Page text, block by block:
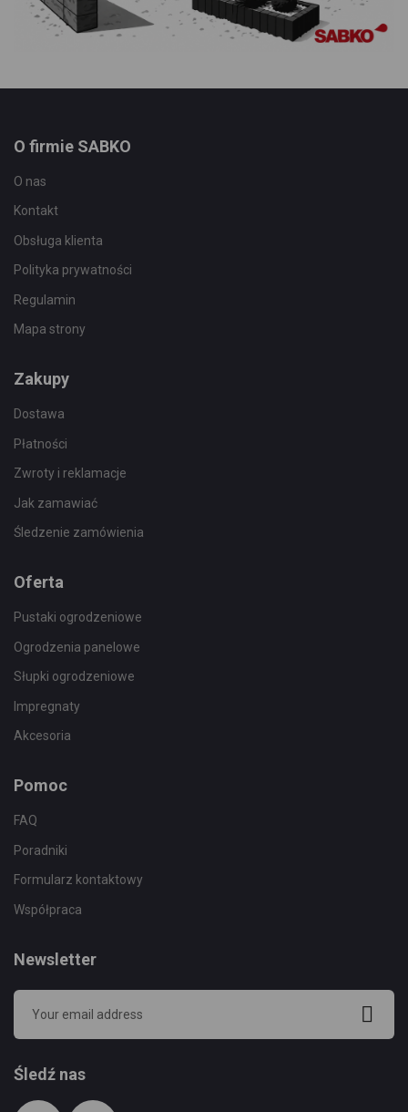
O firmie SABKO
O nas
Kontakt
Obsługa klienta
Polityka prywatności
Regulamin
Mapa strony
Zakupy
Dostawa
Płatności
Zwroty i reklamacje
Jak zamawiać
Śledzenie zamówienia
Oferta
Pustaki ogrodzeniowe
Ogrodzenia panelowe
Słupki ogrodzeniowe
Impregnaty
Akcesoria
Pomoc
FAQ
Poradniki
Formularz kontaktowy
Współpraca
Newsletter
Śledź nas